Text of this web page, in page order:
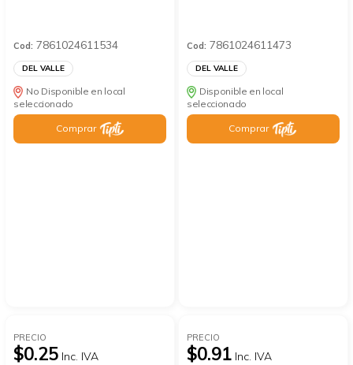
Cod: 7861024611534
DEL VALLE
No Disponible en local
seleccionado
Comprar
Cod: 7861024611473
DEL VALLE
Disponible en local
seleccionado
Comprar
PRECIO
$0.25 Inc. IVA
PRECIO
$0.91 Inc. IVA